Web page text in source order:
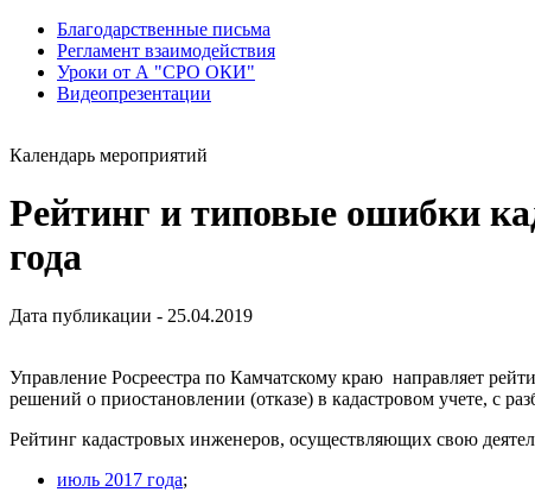
Благодарственные письма
Регламент взаимодействия
Уроки от А "СРО ОКИ"
Видеопрезентации
Календарь мероприятий
Рейтинг и типовые ошибки
года
Дата публикации - 25.04.2019
Управление Росреестра по Камчатскому краю направляет
решений о приостановлении (отказе) в кадастровом учете, с
Рейтинг кадастровых инженеров, осуществляющих свою
июль 2017 года;